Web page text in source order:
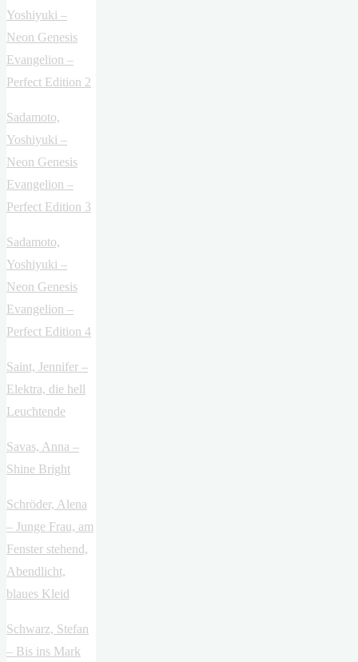
Yoshiyuki –
Neon Genesis
Evangelion –
Perfect Edition 2
Sadamoto,
Yoshiyuki –
Neon Genesis
Evangelion –
Perfect Edition 3
Sadamoto,
Yoshiyuki –
Neon Genesis
Evangelion –
Perfect Edition 4
Saint, Jennifer –
Elektra, die hell
Leuchtende
Savas, Anna –
Shine Bright
Schröder, Alena
– Junge Frau, am
Fenster stehend,
Abendlicht,
blaues Kleid
Schwarz, Stefan
– Bis ins Mark